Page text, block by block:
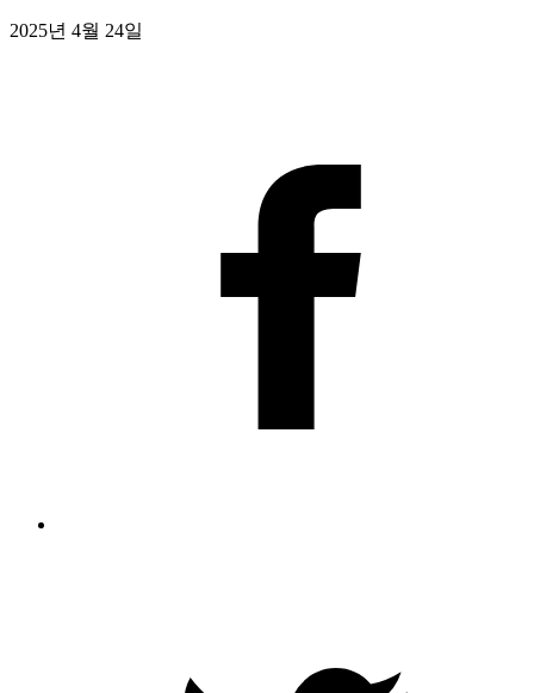
2025년 4월 24일